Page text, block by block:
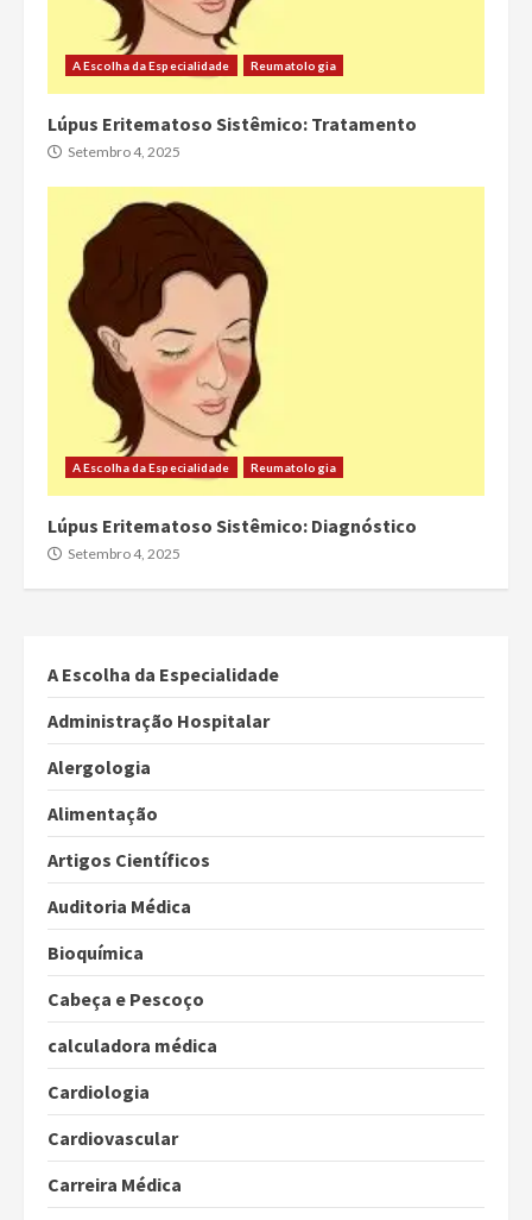
A Escolha da Especialidade Reumatologia
Lúpus Eritematoso Sistêmico: Tratamento
Setembro 4, 2025
A Escolha da Especialidade Reumatologia
Lúpus Eritematoso Sistêmico: Diagnóstico
Setembro 4, 2025
A Escolha da Especialidade
Administração Hospitalar
Alergologia
Alimentação
Artigos Científicos
Auditoria Médica
Bioquímica
Cabeça e Pescoço
calculadora médica
Cardiologia
Cardiovascular
Carreira Médica